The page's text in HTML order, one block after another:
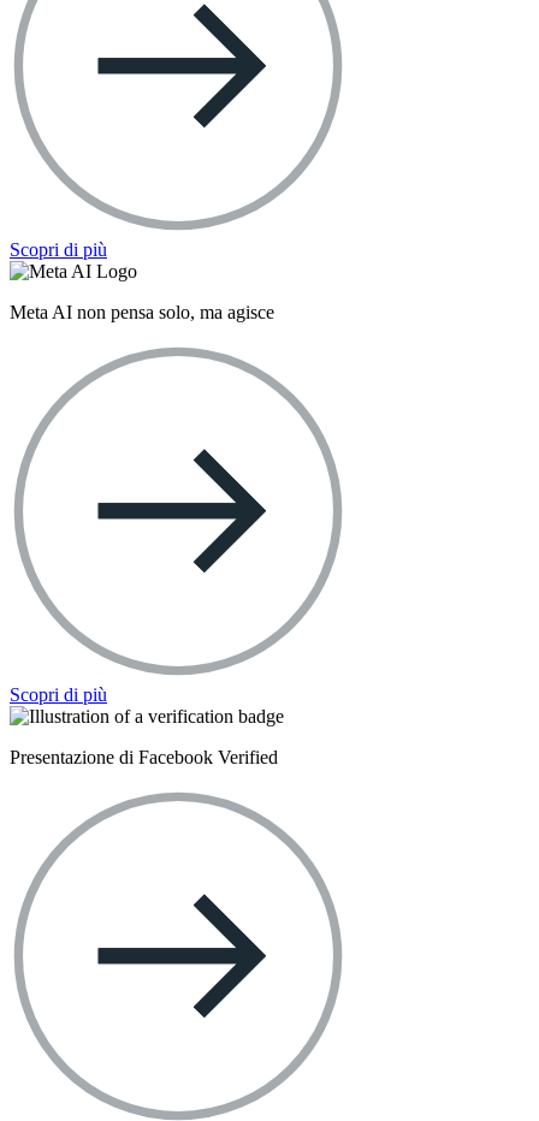
Scopri di più
Meta AI non pensa solo, ma agisce
Scopri di più
Presentazione di Facebook Verified